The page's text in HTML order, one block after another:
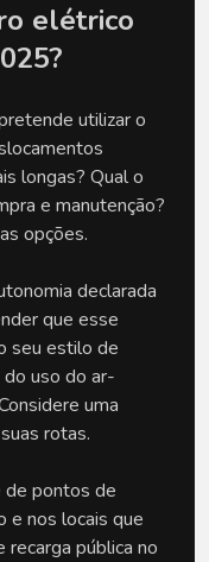
elétrico
utilizar o
longas? Qual o
e manutenção?
opções.
declarada
que esse
seu estilo de
do uso do ar-
uma
rotas.
de pontos de
e nos locais que
pública no